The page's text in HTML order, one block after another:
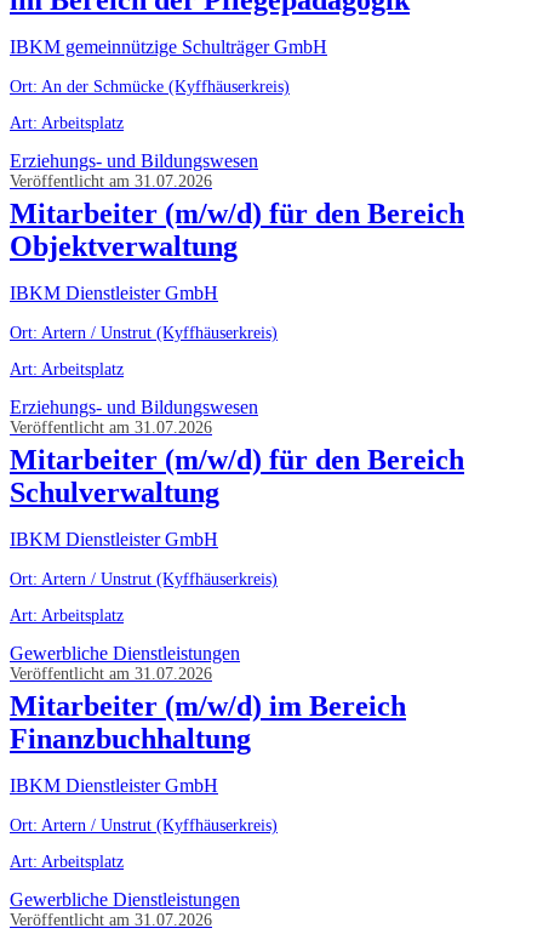
IBKM gemeinnützige Schulträger GmbH
Ort: An der Schmücke (Kyffhäuserkreis)
Art: Arbeitsplatz
Erziehungs- und Bildungswesen
Veröffentlicht am 31.07.2026
Mitarbeiter (m/w/d) für den Bereich
Objektverwaltung
IBKM Dienstleister GmbH
Ort: Artern / Unstrut (Kyffhäuserkreis)
Art: Arbeitsplatz
Erziehungs- und Bildungswesen
Veröffentlicht am 31.07.2026
Mitarbeiter (m/w/d) für den Bereich
Schulverwaltung
IBKM Dienstleister GmbH
Ort: Artern / Unstrut (Kyffhäuserkreis)
Art: Arbeitsplatz
Gewerbliche Dienstleistungen
Veröffentlicht am 31.07.2026
Mitarbeiter (m/w/d) im Bereich
Finanzbuchhaltung
IBKM Dienstleister GmbH
Ort: Artern / Unstrut (Kyffhäuserkreis)
Art: Arbeitsplatz
Gewerbliche Dienstleistungen
Veröffentlicht am 31.07.2026